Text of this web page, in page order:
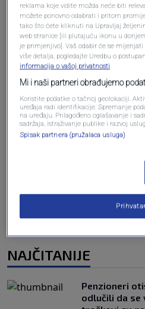
Oglas
Oglas
NAJČITANIJE
Penzioneri
odlučili da se
reklama koje vidite možda neće biti
možete ponovno odabrati i pritom
tako što ćete kliknuti na Upravljaj
web stranice [ili plutajuću ikonu u
je primjenjivo]. Vaš odabir će se mijenjati
više detalja, pogledajte Uredbu o
informacija o vašoj privatnosti
Mi i naši partneri obrađujemo
Koristite podatke o tačnoj geolokaciji.
uređaja radi identifikacije. Spremanje
na uređaju. Prilagođeno oglašavanje i
sadržaja, istraživanje publike i razvoj
Spisak partnera (pružalaca usluga)